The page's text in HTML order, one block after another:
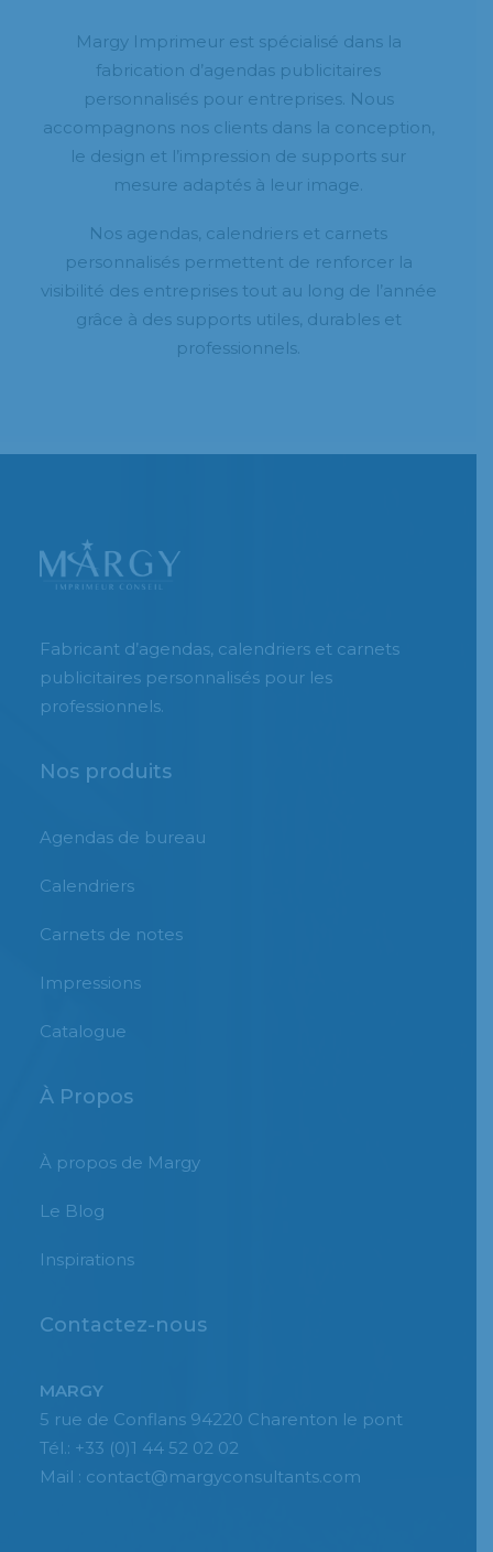
Margy Imprimeur est spécialisé dans la
fabrication d’agendas publicitaires
personnalisés pour entreprises. Nous
accompagnons nos clients dans la conception,
le design et l’impression de supports sur
mesure adaptés à leur image.
Nos agendas, calendriers et carnets
personnalisés permettent de renforcer la
visibilité des entreprises tout au long de l’année
grâce à des supports utiles, durables et
professionnels.
Fabricant d’agendas, calendriers et carnets
publicitaires personnalisés pour les
professionnels.
Nos produits
Agendas de bureau
Calendriers
Carnets de notes
Impressions
Catalogue
À Propos
À propos de Margy
Le Blog
Inspirations
Contactez-nous
MARGY
5 rue de Conflans 94220 Charenton le pont
Tél.: +33 (0)1 44 52 02 02
Mail : contact@margyconsultants.com